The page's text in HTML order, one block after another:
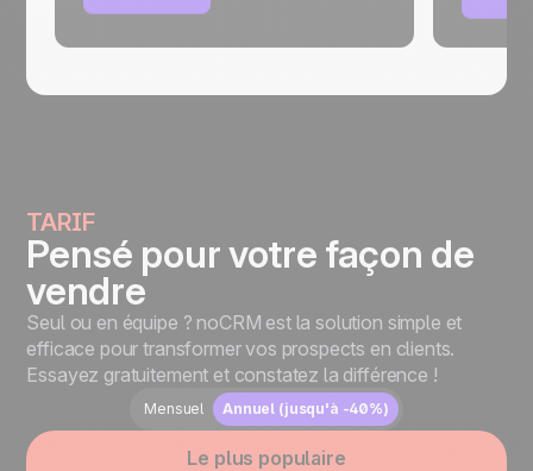
TARIF
Pensé pour votre façon de
vendre
Seul ou en équipe ? noCRM est la solution simple et
efficace pour transformer vos prospects en clients.
Essayez gratuitement et constatez la différence !
Mensuel Annuel (jusqu'à -40%)
Le plus populaire